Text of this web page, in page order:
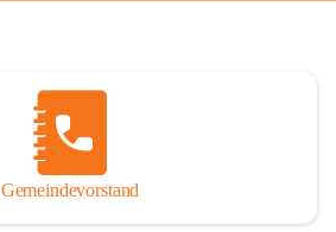
Gemeindevorstand